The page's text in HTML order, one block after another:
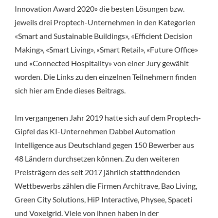
Innovation Award 2020» die besten Lösungen bzw.
jeweils drei Proptech-Unternehmen in den Kategorien
«Smart and Sustainable Buildings», «Efficient Decision
Making», «Smart Living», «Smart Retail», «Future Office»
und «Connected Hospitality» von einer Jury gewählt
worden. Die Links zu den einzelnen Teilnehmern finden
sich hier am Ende dieses Beitrags.
Im vergangenen Jahr 2019 hatte sich auf dem Proptech-
Gipfel das KI-Unternehmen Dabbel Automation
Intelligence aus Deutschland gegen 150 Bewerber aus
48 Ländern durchsetzen können. Zu den weiteren
Preisträgern des seit 2017 jährlich stattfindenden
Wettbewerbs zählen die Firmen Architrave, Bao Living,
Green City Solutions, HiP Interactive, Physee, Spaceti
und Voxelgrid. Viele von ihnen haben in der